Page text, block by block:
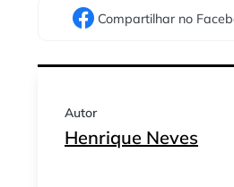
Compartilhar no
Autor
Henrique Neves